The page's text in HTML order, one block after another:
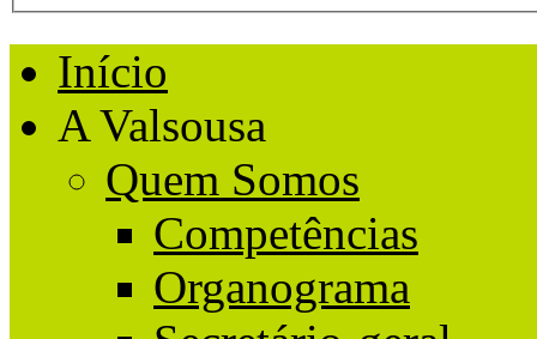
Início
A Valsousa
Quem Somos
Competências
Organograma